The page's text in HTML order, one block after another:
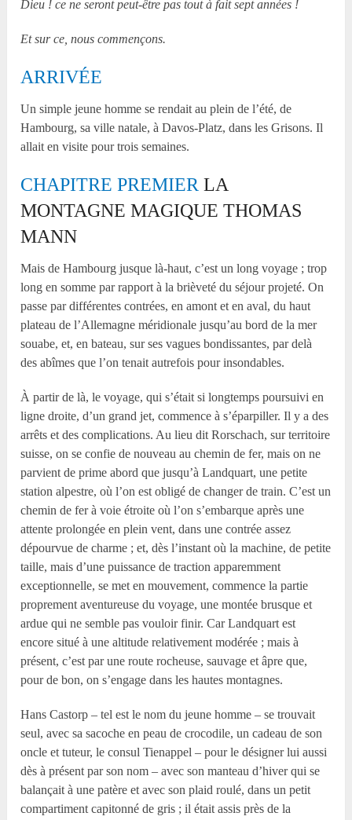
Dieu ! ce ne seront peut-être pas tout à fait sept années !
Et sur ce, nous commençons.
ARRIVÉE
Un simple jeune homme se rendait au plein de l’été, de
Hambourg, sa ville natale, à Davos-Platz, dans les Grisons. Il
allait en visite pour trois semaines.
CHAPITRE PREMIER LA
MONTAGNE MAGIQUE THOMAS
MANN
Mais de Hambourg jusque là-haut, c’est un long voyage ; trop
long en somme par rapport à la brièveté du séjour projeté. On
passe par différentes contrées, en amont et en aval, du haut
plateau de l’Allemagne méridionale jusqu’au bord de la mer
souabe, et, en bateau, sur ses vagues bondissantes, par delà
des abîmes que l’on tenait autrefois pour insondables.
À partir de là, le voyage, qui s’était si longtemps poursuivi en
ligne droite, d’un grand jet, commence à s’éparpiller. Il y a des
arrêts et des complications. Au lieu dit Rorschach, sur territoire
suisse, on se confie de nouveau au chemin de fer, mais on ne
parvient de prime abord que jusqu’à Landquart, une petite
station alpestre, où l’on est obligé de changer de train. C’est un
chemin de fer à voie étroite où l’on s’embarque après une
attente prolongée en plein vent, dans une contrée assez
dépourvue de charme ; et, dès l’instant où la machine, de petite
taille, mais d’une puissance de traction apparemment
exceptionnelle, se met en mouvement, commence la partie
proprement aventureuse du voyage, une montée brusque et
ardue qui ne semble pas vouloir finir. Car Landquart est
encore situé à une altitude relativement modérée ; mais à
présent, c’est par une route rocheuse, sauvage et âpre que,
pour de bon, on s’engage dans les hautes montagnes.
Hans Castorp – tel est le nom du jeune homme – se trouvait
seul, avec sa sacoche en peau de crocodile, un cadeau de son
oncle et tuteur, le consul Tienappel – pour le désigner lui aussi
dès à présent par son nom – avec son manteau d’hiver qui se
balançait à une patère et avec son plaid roulé, dans un petit
compartiment capitonné de gris ; il était assis près de la